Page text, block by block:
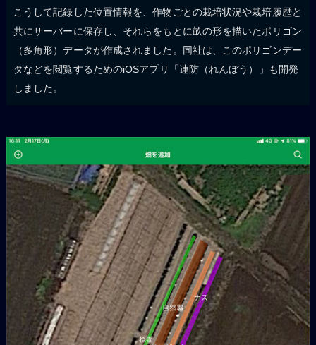
こうして記録した位置情報を、作物ごとの栽培状況や栽培履歴と
共にサーバーに保存し、それらをもとに畝の形を描いたポリゴン
（多角形）データが作成されました。同社は、このポリゴンデー
タなどを閲覧するためのiOSアプリ「連防（れんぼう）」も開発
しました。